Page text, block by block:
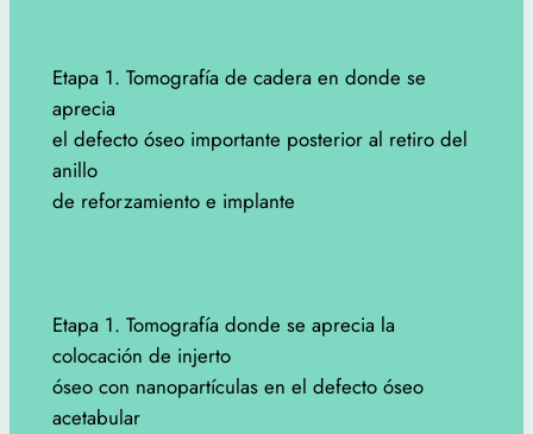
Etapa 1. Tomografía de cadera en donde se
aprecia
el defecto óseo importante posterior al retiro del
anillo
de reforzamiento e implante
Etapa 1. Tomografía donde se aprecia la
colocación de injerto
óseo con nanopartículas en el defecto óseo
acetabular